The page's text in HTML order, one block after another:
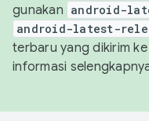
gunakan android-
android-latest-
terbaru yang dikirim
informasi